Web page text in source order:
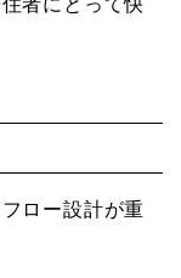
者にとって快
ロー設計が重